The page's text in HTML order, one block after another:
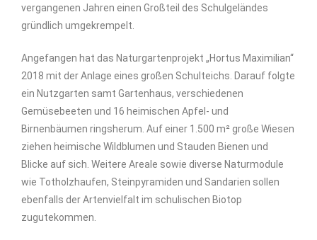
vergangenen Jahren einen Großteil des Schulgeländes
gründlich umgekrempelt.
Angefangen hat das Naturgartenprojekt „Hortus Maximilian“
2018 mit der Anlage eines großen Schulteichs. Darauf folgte
ein Nutzgarten samt Gartenhaus, verschiedenen
Gemüsebeeten und 16 heimischen Apfel- und
Birnenbäumen ringsherum. Auf einer 1.500 m² große Wiesen
ziehen heimische Wildblumen und Stauden Bienen und
Blicke auf sich. Weitere Areale sowie diverse Naturmodule
wie Totholzhaufen, Steinpyramiden und Sandarien sollen
ebenfalls der Artenvielfalt im schulischen Biotop
zugutekommen.